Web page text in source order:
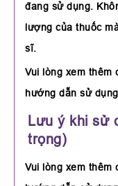
đang sử dụng.
lượng của thuốc
sĩ.
Vui lòng xem thêm
hướng dẫn sử
Lưu ý khi sử
trọng)
Vui lòng xem thêm